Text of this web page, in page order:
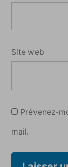
Site web
Prévenez-
mail.